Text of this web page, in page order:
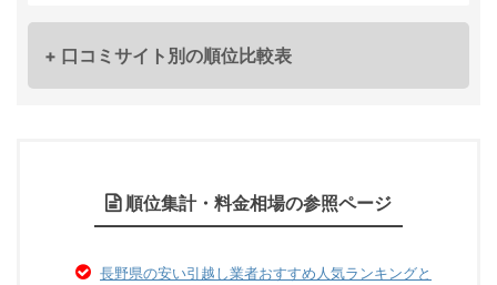
+ 口コミサイト別の順位比較表
順位集計・料金相場の参照ページ
長野県の安い引越し業者おすすめ人気ランキングと